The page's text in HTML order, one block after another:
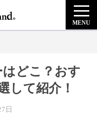
MENU
どこ？おす
して紹介！
日